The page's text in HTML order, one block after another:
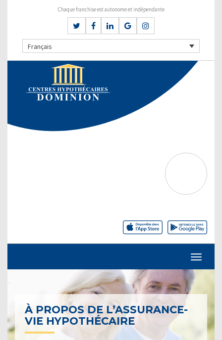
Chaque franchise est autonome et indépendante
Français
À PROPOS DE L’ASSURANCE-
VIE HYPOTHÉCAIRE